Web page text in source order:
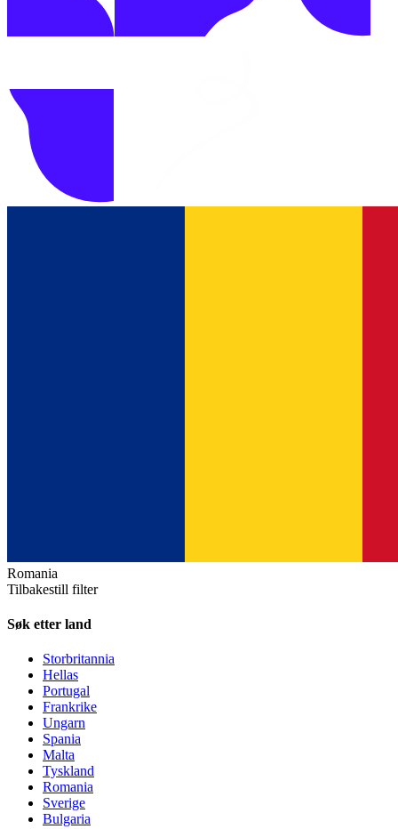
Romania
Tilbakestill filter
Søk etter land
Storbritannia
Hellas
Portugal
Frankrike
Ungarn
Spania
Malta
Tyskland
Romania
Sverige
Bulgaria